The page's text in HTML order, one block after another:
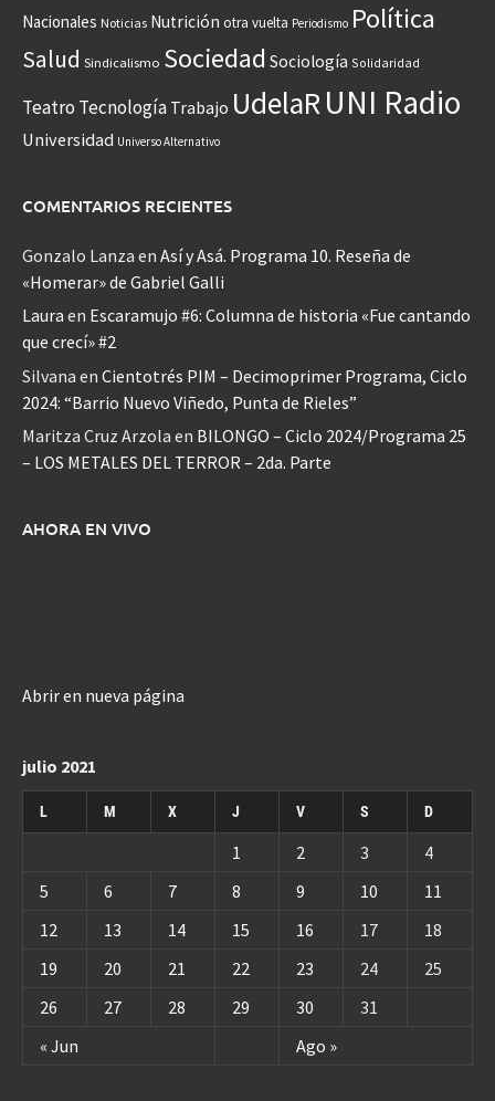
Nacionales Noticias Nutrición otra vuelta Periodismo Política
Salud Sindicalismo Sociedad Sociología Solidaridad
Teatro Tecnología Trabajo UdelaRUNI Radio
Universidad Universo Alternativo
COMENTARIOS RECIENTES
Gonzalo Lanza en Así y Asá. Programa 10. Reseña de
«Homerar» de Gabriel Galli
Laura en Escaramujo #6: Columna de historia «Fue cantando
que crecí» #2
Silvana en Cientotrés PIM – Decimoprimer Programa, Ciclo
2024: “Barrio Nuevo Viñedo, Punta de Rieles”
Maritza Cruz Arzola en BILONGO – Ciclo 2024/Programa 25
– LOS METALES DEL TERROR – 2da. Parte
AHORA EN VIVO
Abrir en nueva página
julio 2021
L M X J V S D
« Jun Ago »
1 2 3
4
5
6 7 8 9 10
11
12
13 14 15 16 17
18
19
20 21 22 23 24
25
26
27 28 29 30 31